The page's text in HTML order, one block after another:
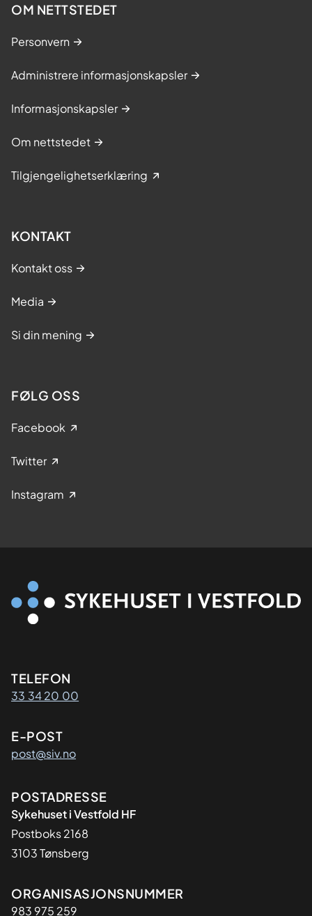
OM NETTSTEDET
Personvern
Administrere informasjonskapsler
Informasjonskapsler
Om nettstedet
Tilgjengelighetserklæring
KONTAKT
Kontakt oss
Media
Si din mening
FØLG OSS
Facebook
Twitter
Instagram
Kontaktinformasjon
TELEFON
33 34 20 00
E-POST
post@siv.no
Adresse
POSTADRESSE
Sykehuset i Vestfold HF
Postboks 2168
3103 Tønsberg
Organisasjon
ORGANISASJONSNUMMER
983 975 259